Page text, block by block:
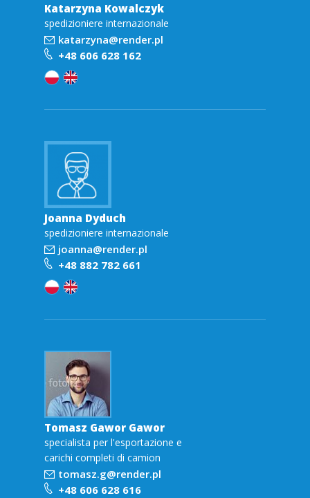
Katarzyna Kowalczyk
spedizioniere internazionale
katarzyna@render.pl
+48 606 628 162
Joanna Dyduch
spedizioniere internazionale
joanna@render.pl
+48 882 782 661
Tomasz Gawor Gawor
specialista per l'esportazione e
carichi completi di camion
tomasz.g@render.pl
+48 606 628 616